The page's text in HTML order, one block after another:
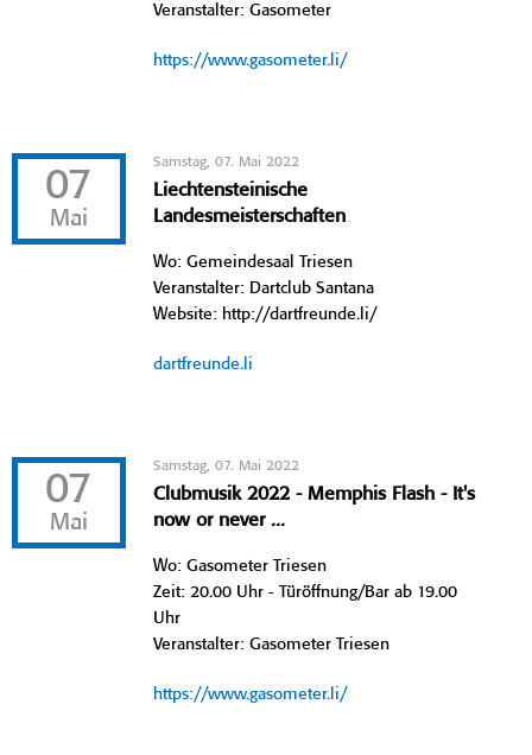
Veranstalter: Gasometer
https://www.gasometer.li/
07
Mai
Samstag, 07. Mai 2022
Liechtensteinische
Landesmeisterschaften
Wo: Gemeindesaal Triesen
Veranstalter: Dartclub Santana
Website: http://dartfreunde.li/
dartfreunde.li
07
Mai
Samstag, 07. Mai 2022
Clubmusik 2022 - Memphis Flash - It's
now or never ...
Wo: Gasometer Triesen
Zeit: 20.00 Uhr - Türöffnung/Bar ab 19.00
Uhr
Veranstalter: Gasometer Triesen
https://www.gasometer.li/